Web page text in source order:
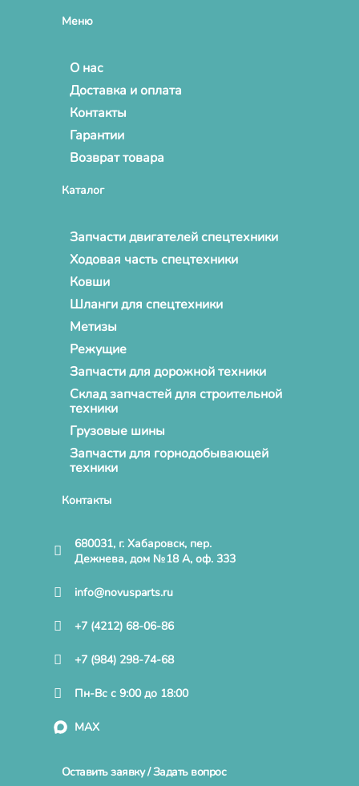
Меню
О нас
Доставка и оплата
Контакты
Гарантии
Возврат товара
Каталог
Запчасти двигателей спецтехники
Ходовая часть спецтехники
Ковши
Шланги для спецтехники
Метизы
Режущие
Запчасти для дорожной техники
Склад запчастей для строительной
техники
Грузовые шины
Запчасти для горнодобывающей
техники
Контакты
680031, г. Хабаровск, пер.
Дежнева, дом №18 А, оф. 333
info@novusparts.ru
+7 (4212) 68-06-86
+7 (984) 298-74-68
Пн-Вс с 9:00 до 18:00
MAX
Оставить заявку / Задать вопрос